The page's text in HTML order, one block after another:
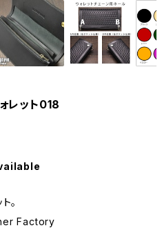
レット018
。
Factory